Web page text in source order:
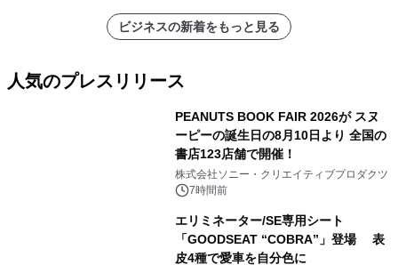
ビジネスの新着をもっと見る
人気のプレスリリース
PEANUTS BOOK FAIR 2026が スヌ
ーピーの誕生日の8月10日より 全国の
書店123店舗で開催！
株式会社ソニー・クリエイティブプロダクツ
7時間前
エリミネーター/SE専用シート
「GOODSEAT “COBRA”」登場 表
皮4種で愛車を自分色に